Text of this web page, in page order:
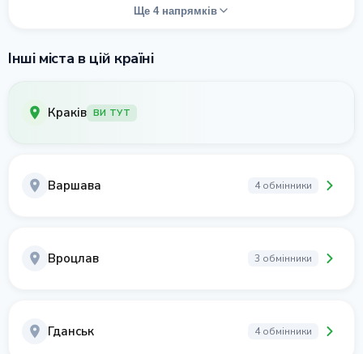
Ще 4 напрямків
Інші міста в цій країні
Краків ВИ ТУТ
Варшава 4 обмінники
Вроцлав 3 обмінники
Гданськ 4 обмінники